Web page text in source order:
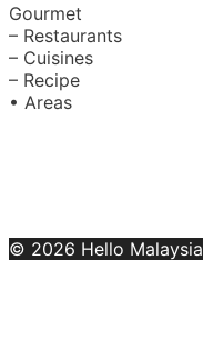
Gourmet
– Restaurants
– Cuisines
– Recipe
• Areas
© 2026 Hello Malaysia